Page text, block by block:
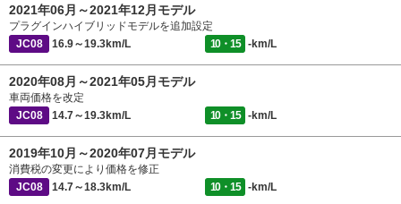
2021年06月～2021年12月モデル
プラグインハイブリッドモデルを追加設定
JC08
16.9～19.3km/L 10・15 -km/L
2020年08月～2021年05月モデル
車両価格を改定
JC08
14.7～19.3km/L 10・15 -km/L
2019年10月～2020年07月モデル
消費税の変更により価格を修正
JC08
14.7～18.3km/L 10・15 -km/L